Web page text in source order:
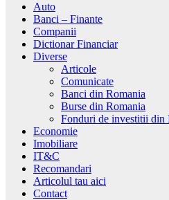
Auto
Banci – Finante
Companii
Dictionar Financiar
Diverse
Articole
Comunicate
Banci din Romania
Burse din Romania
Fonduri de investitii din
Economie
Imobiliare
IT&C
Recomandari
Articolul tau aici
Contact